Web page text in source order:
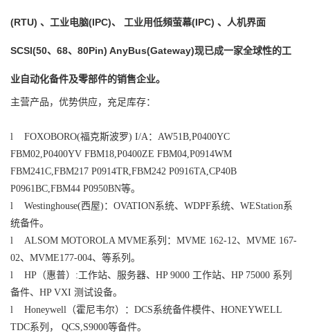
(RTU) 、工业电脑(IPC)、 工业用低頻萤幕(IPC) 、人机界面
SCSI(50、68、80Pin) AnyBus(Gateway)现已成一家全球性的工
业自动化备件及零部件的销售企业。
主营产品，优势供应，充足库存：
l FOXOBORO(福克斯波罗) I/A：AW51B,P0400YC
FBM02,P0400YV FBM18,P0400ZE FBM04,P0914WM
FBM241C,FBM217 P0914TR,FBM242 P0916TA,CP40B
P0961BC,FBM44 P0950BN等。
l Westinghouse(西屋)：OVATION系统、WDPF系统、WEStation系
统备件。
l ALSOM MOTOROLA MVME系列：MVME 162-12、MVME 167-
02、MVME177-004、等系列。
l HP（惠普）:工作站、服务器、HP 9000 工作站、HP 75000 系列
备件、HP VXI 测试设备。
l Honeywell（霍尼韦尔）：DCS系统备件模件、HONEYWELL
TDC系列， QCS,S9000等备件。